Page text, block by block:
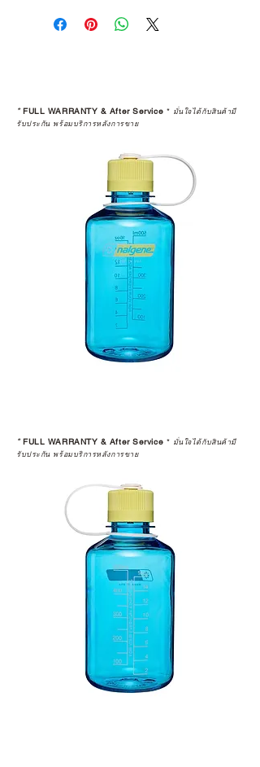
*FULL WARRANTY & After Service * มั่นใจได้กับสินค้ามี
รับประกัน พร้อมบริการหลังการขาย
*FULL WARRANTY & After Service * มั่นใจได้กับสินค้ามี
รับประกัน พร้อมบริการหลังการขาย